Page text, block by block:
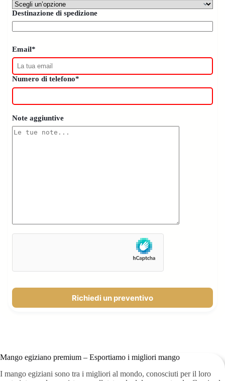
Destinazione di spedizione
Email*
Numero di telefono*
Note aggiuntive
Richiedi un preventivo
Mango egiziano premium – Esportiamo i migliori mango
I mango egiziani sono tra i migliori al mondo, conosciuti per il loro